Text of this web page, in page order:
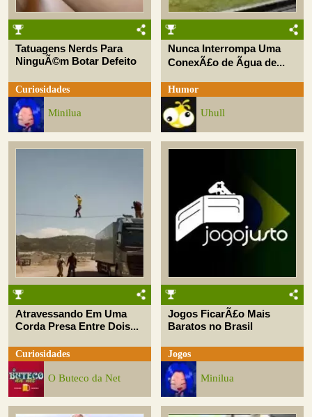
Tatuagens Nerds Para
NinguÃ©m Botar Defeito
Curiosidades
Minilua
Nunca Interrompa Uma
ConexÃ£o de Ãgua de...
Humor
Uhull
Atravessando Em Uma
Corda Presa Entre Dois...
Curiosidades
O Buteco da Net
Jogos FicarÃ£o Mais
Baratos no Brasil
Jogos
Minilua